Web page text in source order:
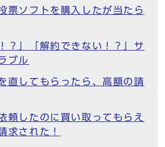
票ソフトを購入したが当たら
？」「解約できない！？」サ
ブル
直してもらったら、高額の請
頼したのに買い取ってもらえ
求された！